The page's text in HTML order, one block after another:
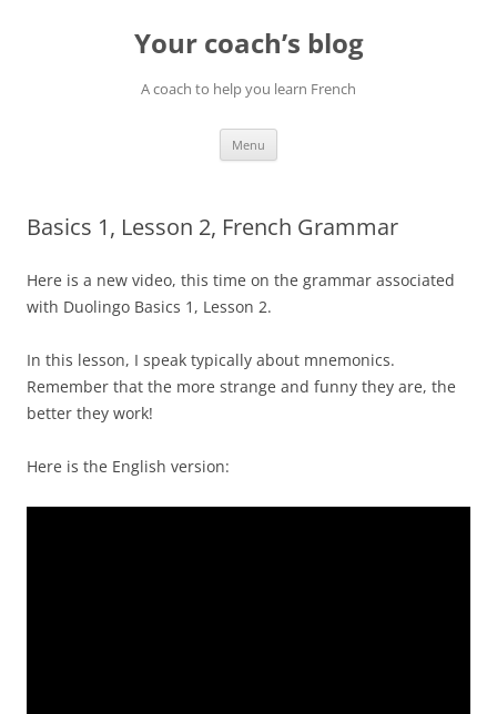
Your coach’s blog
A coach to help you learn French
Menu
Basics 1, Lesson 2, French Grammar
Here is a new video, this time on the grammar associated
with Duolingo Basics 1, Lesson 2.
In this lesson, I speak typically about mnemonics.
Remember that the more strange and funny they are, the
better they work!
Here is the English version: